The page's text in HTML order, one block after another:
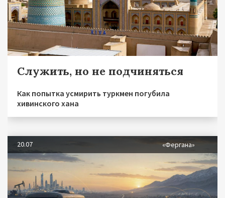
Служить, но не подчиняться
Как попытка усмирить туркмен погубила
хивинского хана
20.07 «Фергана»